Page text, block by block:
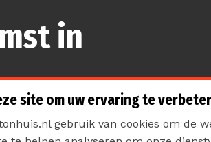
in
site om uw ervaring te
gebruik van cookies om de